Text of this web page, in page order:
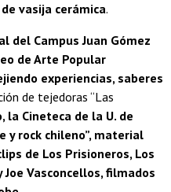
vasija cerámica.
del Campus Juan Gómez
de Arte Popular
experiencias, saberes
de tejedoras “Las
la Cineteca de la U. de
y rock chileno”, material
de Los Prisioneros, Los
Joe Vasconcellos, filmados